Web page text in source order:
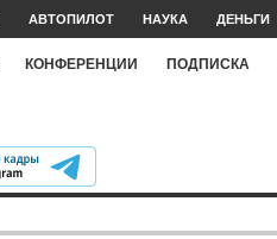
АВТОПИЛОТ НАУКА ДЕНЬГИ
КОНФЕРЕНЦИИ ПОДПИСКА